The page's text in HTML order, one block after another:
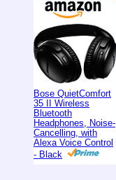
Bose QuietComfort
35 II Wireless
Bluetooth
Headphones, Noise-
Cancelling, with
Alexa Voice Control
- Black